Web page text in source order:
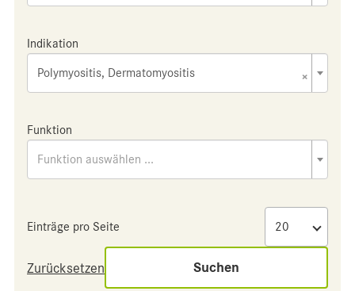
Indikation
×
Polymyositis, Dermatomyositis
Funktion
Funktion auswählen ...
Einträge pro Seite
Zurücksetzen Suchen